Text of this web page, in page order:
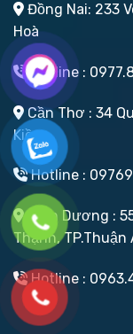
Đồng Nai: 233
Hoà
Hotline :
Cần Thơ : 34
Kiều
Hotline :
Bình Dương :
Thạnh, TP.Thuận
Hotline :